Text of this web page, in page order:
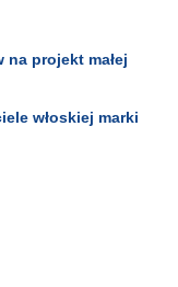
na projekt małej
włoskiej marki